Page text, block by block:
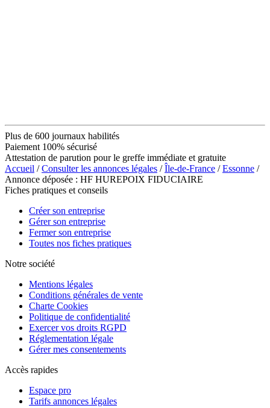
Plus de 600 journaux habilités
Paiement 100% sécurisé
Attestation de parution pour le greffe immédiate et gratuite
Accueil /Consulter les annonces légales /Île-de-France /Essonne /
Annonce déposée : HF HUREPOIX FIDUCIAIRE
Fiches pratiques et conseils
Créer son entreprise
Gérer son entreprise
Fermer son entreprise
Toutes nos fiches pratiques
Notre société
Mentions légales
Conditions générales de vente
Charte Cookies
Politique de confidentialité
Exercer vos droits RGPD
Réglementation légale
Gérer mes consentements
Accès rapides
Espace pro
Tarifs annonces légales